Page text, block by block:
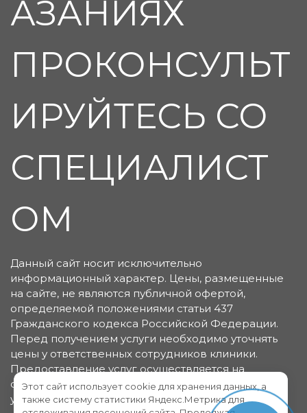
АЗАНИЯХ
ПРОКОНСУЛЬТ
ИРУЙТЕСЬ СО
СПЕЦИАЛИСТ
ОМ
Данный сайт носит исключительно
информационный характер. Цены, размещенные
на сайте, не являются публичной офертой,
определяемой положениями статьи 437
Гражданского кодекса Российской Федерации.
Перед получением услуги необходимо уточнять
цены у ответственных сотрудников клиники.
Предоставление услуг осуществляется на
основании договора об оказании медицинских
услуг.
Этот сайт использует cookie для хранения данных, а
также систему статистики Яндекс.Метрика для